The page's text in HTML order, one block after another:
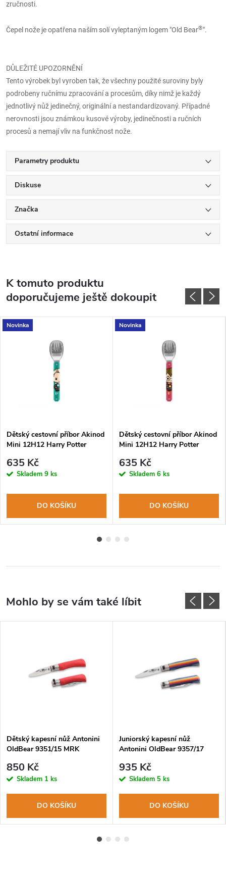
zručnosti.
Čepel nože je opatřena naším solí vyleptaným logem "Old Bear®".
DŮLEŽITÉ UPOZORNĚNÍ
Tento výrobek byl vyroben tak, že všechny použité suroviny byly
podrobeny ručnímu zpracování a procesům, díky nimž je každý
jednotlivý nůž jedinečný, originální a nestandardizovaný. Případné
nerovnosti jsou známkou kusové výroby, jedinečnosti a ručních
procesů a nemají vliv na funkčnost nože.
Parametry produktu
Diskuse
Značka
Ostatní informace
K tomuto produktu
doporučujeme ještě dokoupit
Novinka
Dětský cestovní příbor Akinod
Mini 12H12 Harry Potter
635 Kč
Skladem 9 ks
DO KOŠÍKU
Novinka
Dětský cestovní příbor Akinod
Mini 12H12 Harry Potter
635 Kč
Skladem 6 ks
DO KOŠÍKU
Dětský kapesní nůž Antonini
OldBear 9351/15 MRK
špička
850 Kč
Skladem 1 ks
DO KOŠÍKU
Juniorský kapesní nůž
Antonini OldBear 9357/17
kulatá špička
935 Kč
Skladem 5 ks
DO KOŠÍKU